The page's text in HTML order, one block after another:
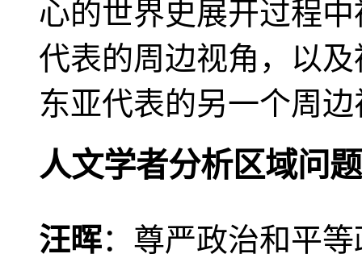
心的世界史展开过程
代表的周边视角，以
东亚代表的另一个周
人文学者分析区域问题
汪晖：尊严政治和平